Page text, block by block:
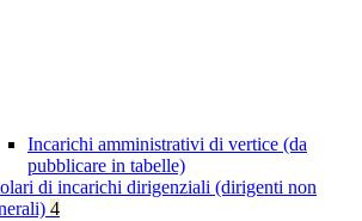
Incarichi amministrativi di vertice (da
pubblicare in tabelle)
di incarichi dirigenziali (dirigenti non
4